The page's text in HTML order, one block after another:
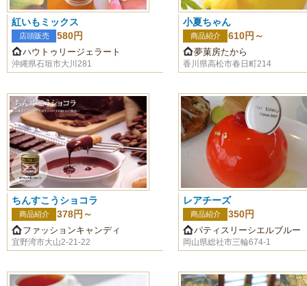
紅いもミックス
店頭販売 580円
ハウトゥリージェラート
沖縄県石垣市大川281
小夏ちゃん
商品紹介 610円～
夢菓房たから
香川県高松市春日町214
ちんすこうショコラ
商品紹介 378円～
ファッションキャンディ
宜野湾市大山2-21-22
レアチーズ
商品紹介 350円
パティスリーシエルブルー
岡山県総社市三輪674-1